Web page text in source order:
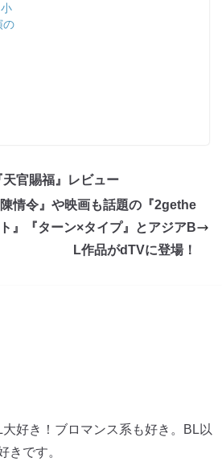
の
官賜福』レビュー
情令』や映画も話題の『2gethe
』『ターン×タイプ』とアジアB
L作品がdTVに登場！
好き！ブロマンス系も好き。BL以
きです。